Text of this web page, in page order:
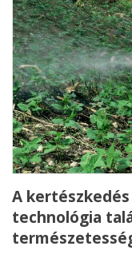
A
technológia